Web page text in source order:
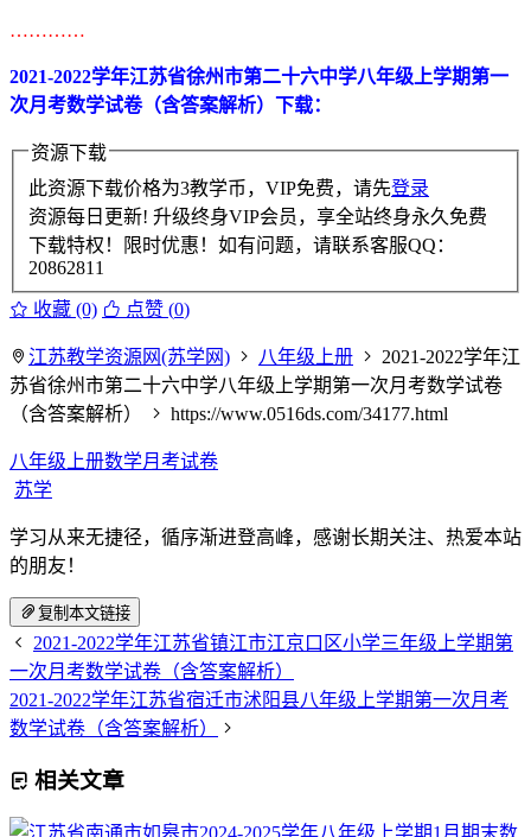
…………
2021-2022学年江苏省徐州市第二十六中学八年级上学期第一
次月考数学试卷（含答案解析）下载：
资源下载
此资源下载价格为3教学币，VIP免费，请先登录
资源每日更新! 升级终身VIP会员，享全站终身永久免费
下载特权！限时优惠！如有问题，请联系客服QQ：
20862811
收藏 (0) 点赞 (0)
江苏教学资源网(苏学网) 八年级上册
2021-2022学年江
苏省徐州市第二十六中学八年级上学期第一次月考数学试卷
（含答案解析）
https://www.0516ds.com/34177.html
八年级上册数学月考试卷
苏学
学习从来无捷径，循序渐进登高峰，感谢长期关注、热爱本站
的朋友！
复制本文链接
2021-2022学年江苏省镇江市江京口区小学三年级上学期第
一次月考数学试卷（含答案解析）
2021-2022学年江苏省宿迁市沭阳县八年级上学期第一次月考
数学试卷（含答案解析）
相关文章